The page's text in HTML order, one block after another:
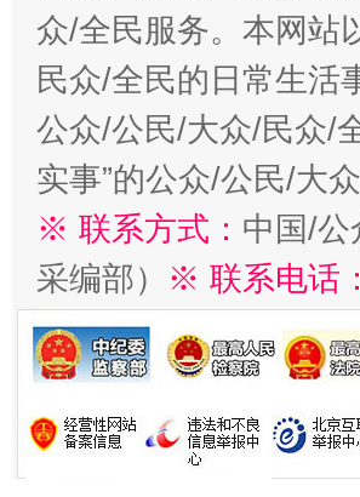
众/全民服务。本网站
民众/全民的日常生活
公众/公民/大众/民众/
实事”的公众/公民/大
※ 联系方式： 中国/
采编部） ※ 联系电话：